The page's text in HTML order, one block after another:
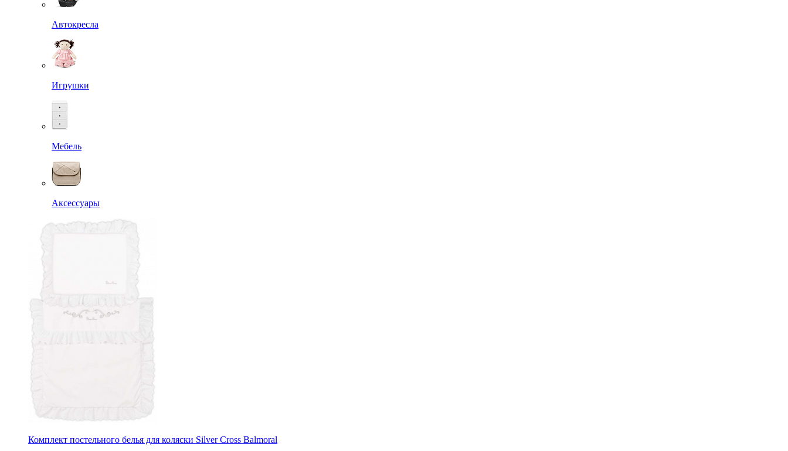
Автокресла
Игрушки
Мебель
Аксессуары
Комплект постельного белья для коляски Silver Cross Balmoral